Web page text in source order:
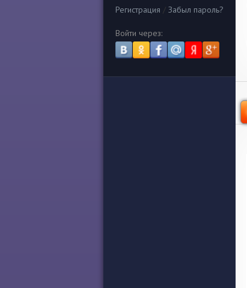
Регистрация / Забыл пароль?
Войти через: